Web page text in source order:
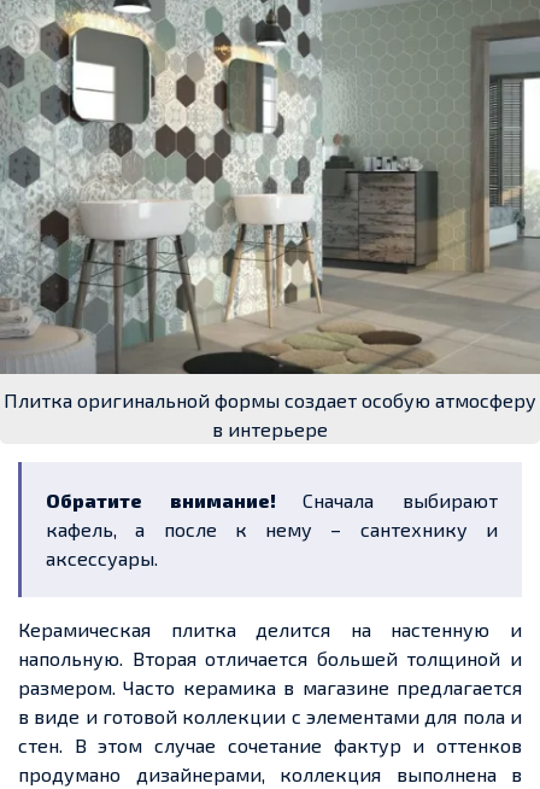
Плитка оригинальной формы создает особую атмосферу
в интерьере
Обратите внимание!Сначала выбирают
кафель, а после к нему – сантехнику и
аксессуары.
Керамическая плитка делится на настенную и
напольную. Вторая отличается большей толщиной и
размером. Часто керамика в магазине предлагается
в виде и готовой коллекции с элементами для пола и
стен. В этом случае сочетание фактур и оттенков
продумано дизайнерами, коллекция выполнена в